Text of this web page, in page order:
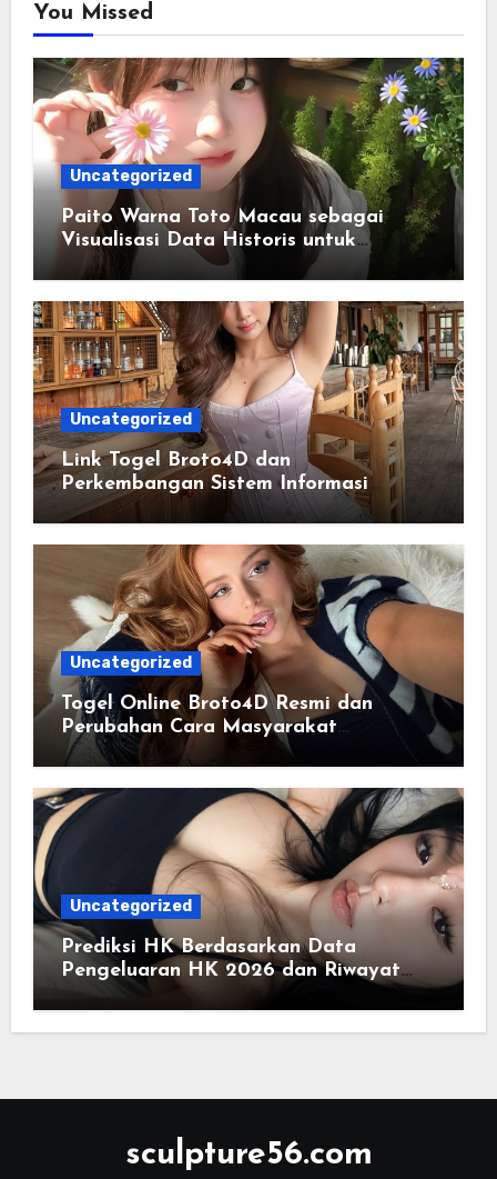
You Missed
Uncategorized
Paito Warna Toto Macau sebagai
Visualisasi Data Historis untuk
Memahami Informasi Secara Lebih
Terstruktur
Uncategorized
Link Togel Broto4D dan
Perkembangan Sistem Informasi
Digital Masa Kini
Uncategorized
Togel Online Broto4D Resmi dan
Perubahan Cara Masyarakat
Mengakses Informasi Berbasis Data
Uncategorized
Prediksi HK Berdasarkan Data
Pengeluaran HK 2026 dan Riwayat
HK Pools
sculpture56.com